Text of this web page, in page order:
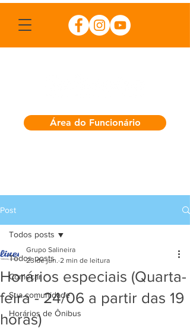
Área do Funcionário
Post
Todos posts
Começar
Sua comunidade
Horários de Ônibus
Todos posts
Horários especiais (Quarta-
feira - 24/06 a partir das 19
horas)
Grupo Salineira
23 de jun. 2 min de leitura